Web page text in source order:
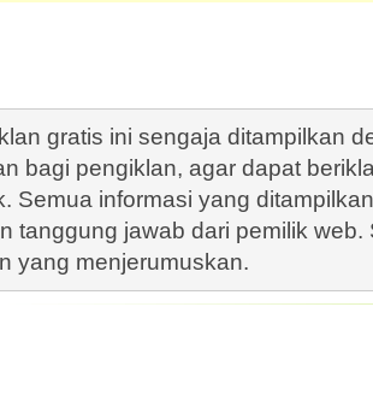
gratis ini sengaja ditampilkan
bagi pengiklan, agar dapat
Semua informasi yang
tanggung jawab dari pemilik
yang menjerumuskan.